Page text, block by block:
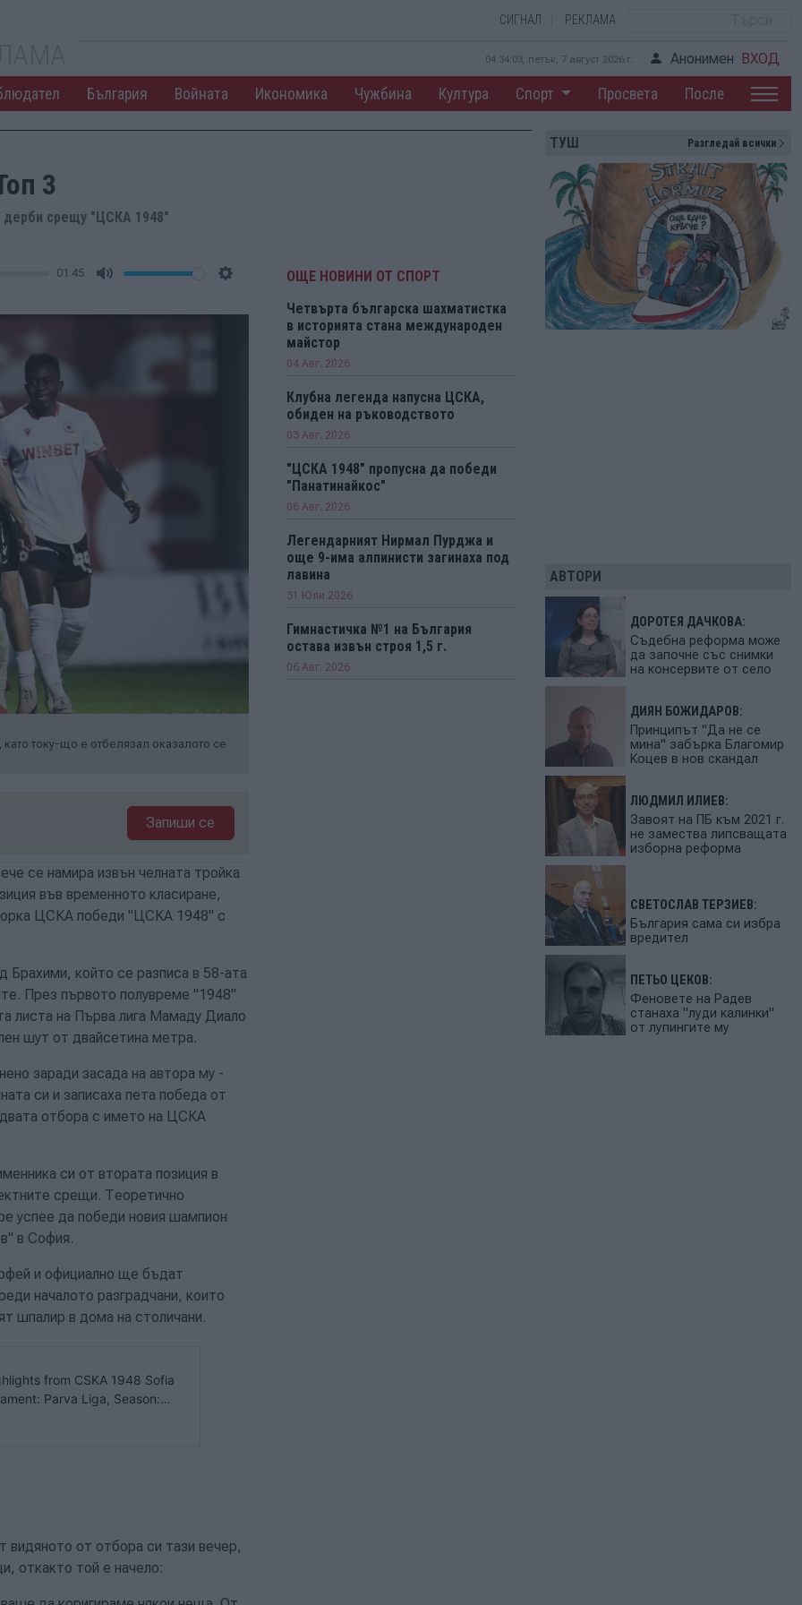
СИГНАЛ РЕКЛАМА
04:34:04, петък, 7 август 2026 г. Анонимен ВХОД
България Войната Икономика Чужбина Култура Спорт Просвета После
3
дерби срещу "ЦСКА 1948"
01:45
току-що е отбелязал оказалото се
Запиши се
се намира извън челната тройка
във временното класиране,
ЦСКА победи "ЦСКА 1948" с
Брахими, който се разписа в 58-ата
През първото полувреме "1948"
листа на Първа лига Мамаду Диало
шут от двайсетина метра.
заради засада на автора му -
си и записаха пета победа от
двата отбора с името на ЦСКА
си от втората позиция в
срещи. Теоретично
успее да победи новия шампион
в София.
и официално ще бъдат
началото разградчани, които
шпалир в дома на столичани.
from CSKA 1948 Sofia
Parva Liga, Season:
видяното от отбора си тази вечер,
откакто той е начело:
ОЩЕ НОВИНИ ОТ СПОРТ
Четвърта българска шахматистка
в историята стана международен
майстор
04 Авг. 2026
Клубна легенда напусна ЦСКА,
обиден на ръководството
03 Авг. 2026
"ЦСКА 1948" пропусна да победи
"Панатинайкос"
06 Авг. 2026
Легендарният Нирмал Пурджа и
още 9-има алпинисти загинаха под
лавина
31 Юли 2026
Гимнастичка №1 на България
остава извън строя 1,5 г.
06 Авг. 2026
ТУШ Разгледай всички
АВТОРИ
ДОРОТЕЯ ДАЧКОВА:
Съдебна реформа може
да започне със снимки
на консервите от село
ДИЯН БОЖИДАРОВ:
Принципът "Да не се
мина" забърка Благомир
Коцев в нов скандал
ЛЮДМИЛ ИЛИЕВ:
Завоят на ПБ към 2021 г.
не замества липсващата
изборна реформа
СВЕТОСЛАВ ТЕРЗИЕВ:
България сама си избра
вредител
ПЕТЬО ЦЕКОВ:
Феновете на Радев
станаха "луди калинки"
от лупингите му